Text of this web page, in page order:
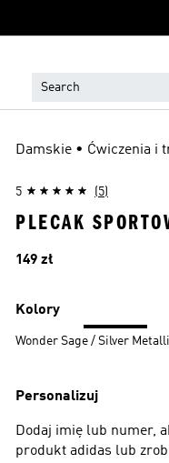
Damskie • Ćwiczenia i
5 (5)
PLECAK
Cena
149 zł
Kolory
Wonder Sage / Silver
Personalizuj
Dodaj imię lub numer,
produkt adidas lub